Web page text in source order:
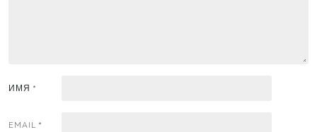
ИМЯ *
EMAIL *